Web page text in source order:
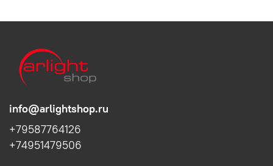
info@arlightshop.ru
+79587764126
+74951479506